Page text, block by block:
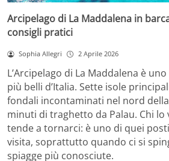
Arcipelago di La Maddalena in
consigli pratici
Sophia Allegri 2 Aprile 2026
L’Arcipelago di La Maddalena è
più belli d’Italia. Sette isole
fondali incontaminati nel nord
minuti di traghetto da Palau. Chi lo
tende a tornarci: è uno di quei
visita, soprattutto quando ci si
spiagge più conosciute.